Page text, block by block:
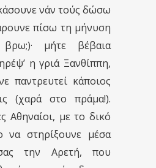
νάν τούς δώσω
πίσω τη μήνυση
μήτε βέβαια
η γριά Ξανθίππη,
παντρευτεί κάποιος
(χαρά στο πράμα!).
Αθηναίοι, με το δικό
να στηρίξουνε μέσα
την Αρετή, που